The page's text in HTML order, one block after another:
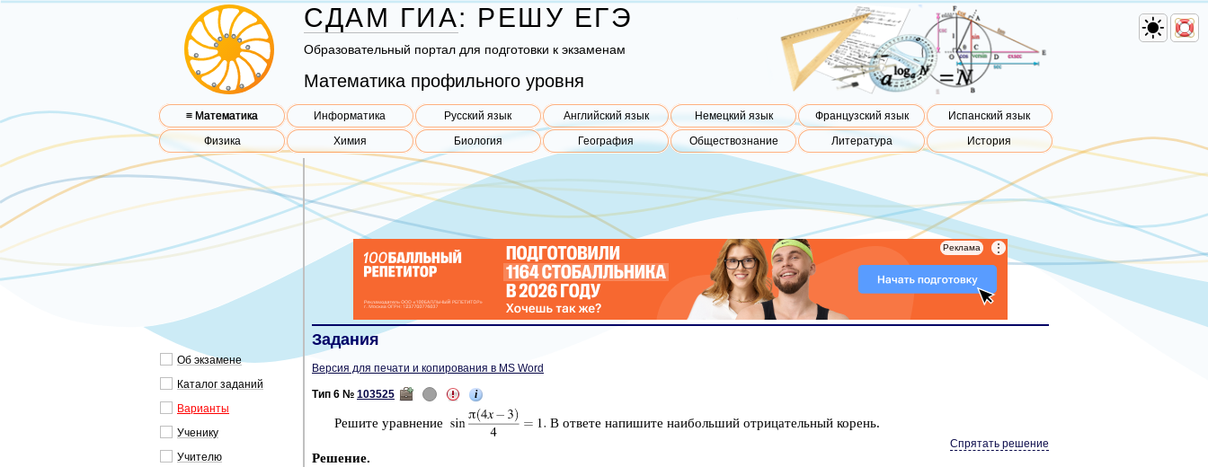
СДАМ ГИА: РЕШУ ЕГЭ
Об­ра­зо­ва­тель­ный пор­тал для под­го­тов­ки к эк­за­ме­нам
Математика профильного уровня
≡ Математика Информатика Русский язык Английский язык Немецкий язык Французский язык
Испанский язык
Физика
Химия Биология География Обществознание Литература История
Об эк­за­ме­не
Ка­та­лог за­да­ний
Ва­ри­ан­ты
Уче­ни­ку
Учи­те­лю
⋮
Реклама ⋮
Реклама
Задания
Версия для печати и копирования в MS Word
Тип 6 № 103525 i
Ре­ши­те урав­не­ние В от­ве­те на­пи­ши­те наи­боль­ший от­ри­ца­тель­ный ко­рень.
Спрятать решение
Ре­ше­ние.